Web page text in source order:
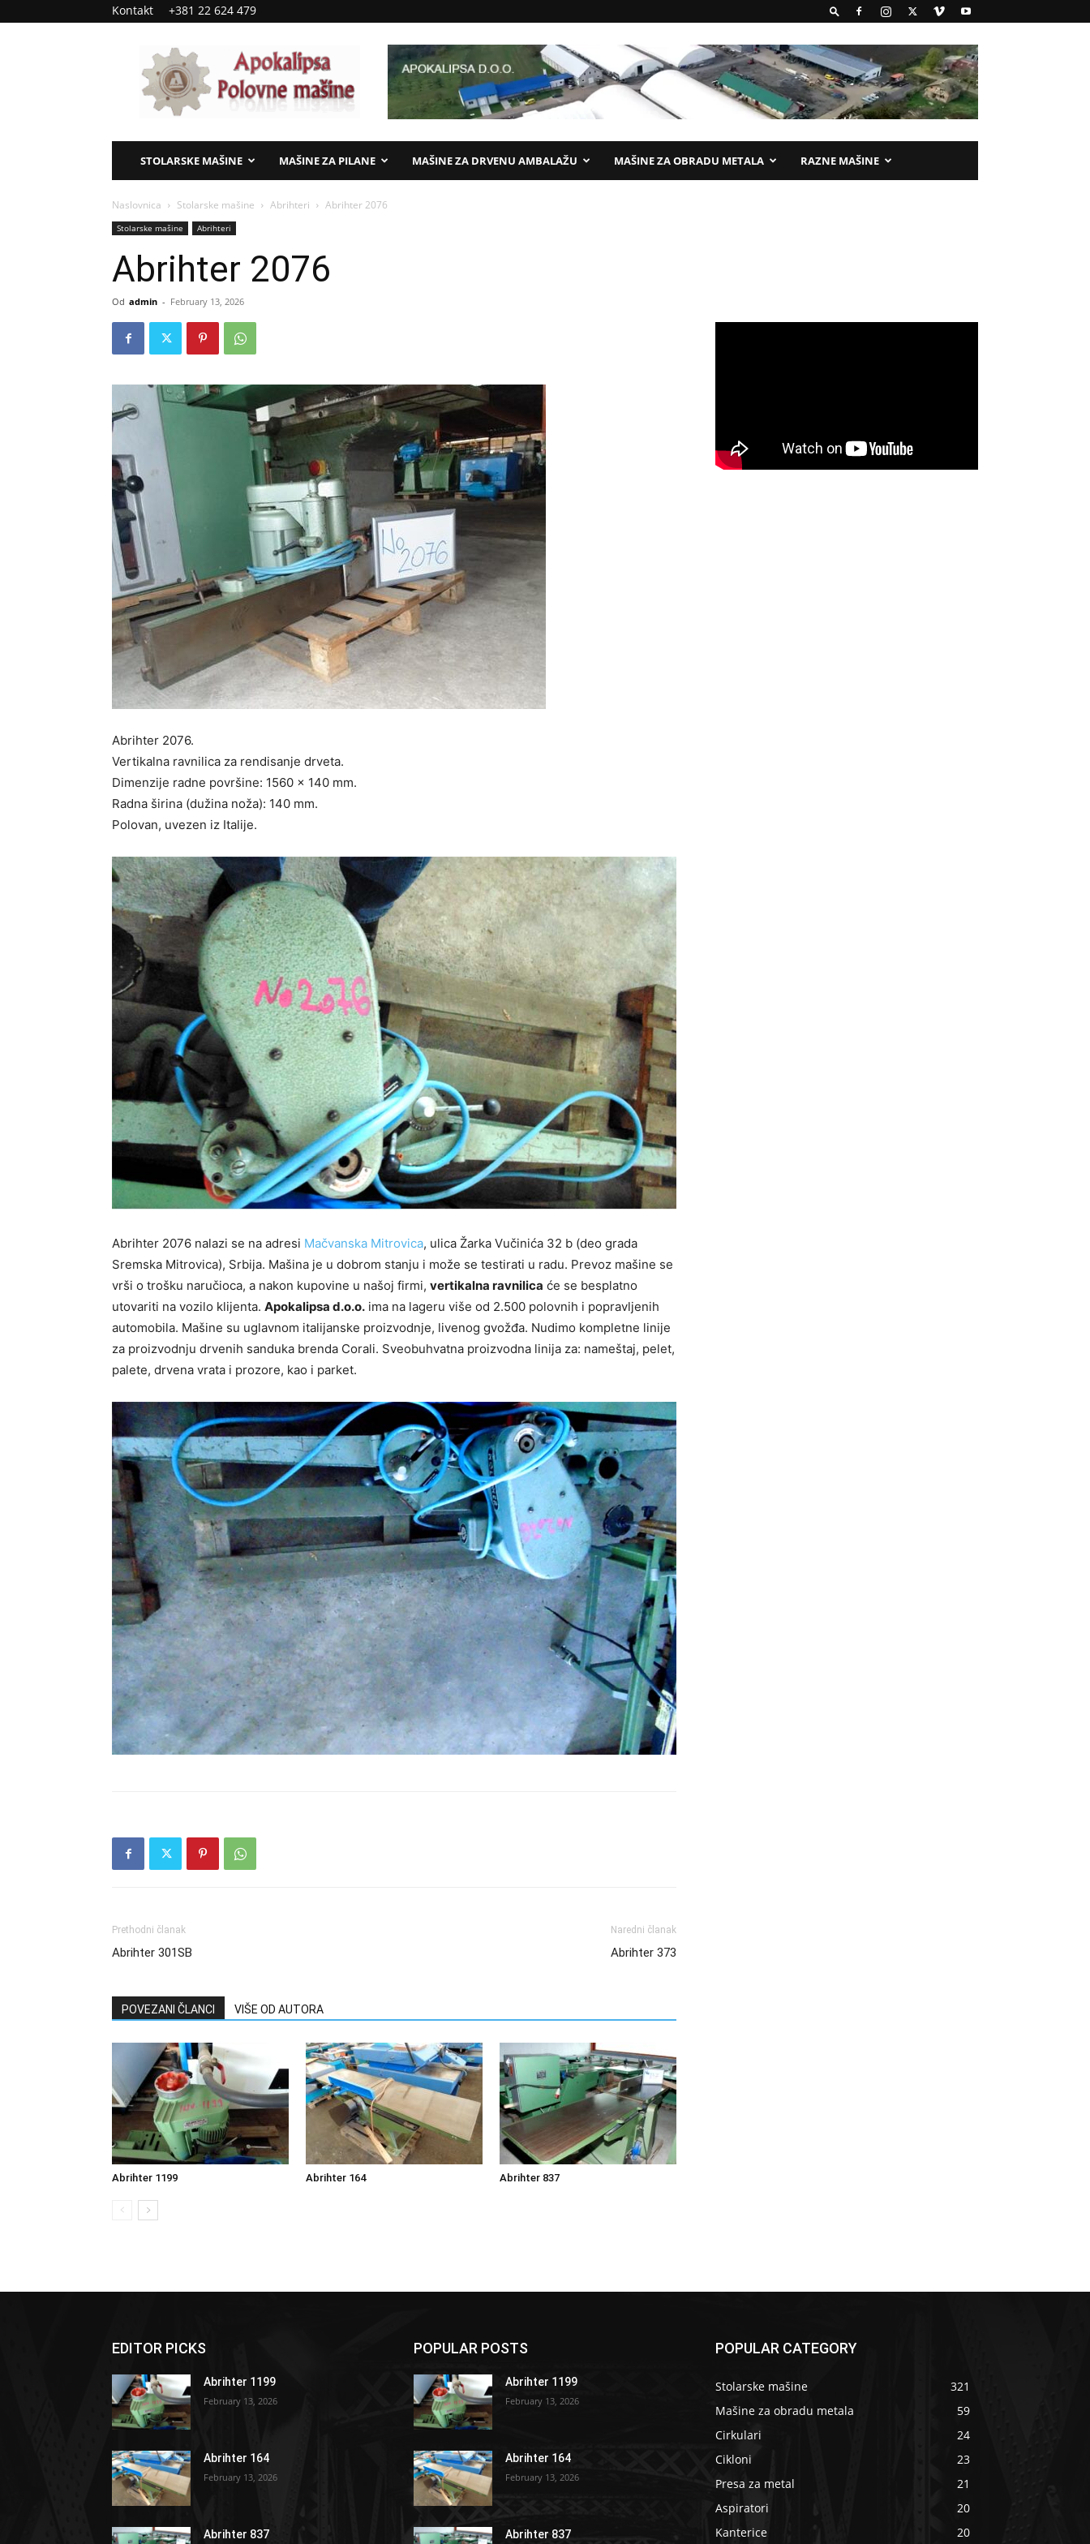
Kontakt +381 22 624 479
Apokalipsa
–
polovne
mašine
STOLARSKE MAŠINE MAŠINE ZA PILANE MAŠINE ZA DRVENU AMBALAŽU MAŠINE ZA OBRADU METALA RAZNE MAŠINE
Naslovnica Stolarske mašine Abrihteri Abrihter 2076
Stolarske mašine Abrihteri
Abrihter 2076
Od admin - February 13, 2026
Abrihter 2076.
Vertikalna ravnilica za rendisanje drveta.
Dimenzije radne površine: 1560 x 140 mm.
Radna širina (dužina noža): 140 mm.
Polovan, uvezen iz Italije.
Abrihter 2076 nalazi se na adresi Mačvanska Mitrovica, ulica Žarka Vučinića 32 ​​b (deo grada
Sremska Mitrovica), Srbija. Mašina je u dobrom stanju i može se testirati u radu. Prevoz mašine se
vrši o trošku naručioca, a nakon kupovine u našoj firmi, vertikalna ravnilica će se besplatno
utovariti na vozilo klijenta. Apokalipsa d.o.o. ima na lageru više od 2.500 polovnih i popravljenih
automobila. Mašine su uglavnom italijanske proizvodnje, livenog gvožđa. Nudimo kompletne linije
za proizvodnju drvenih sanduka brenda Corali. Sveobuhvatna proizvodna linija za: nameštaj, pelet,
palete, drvena vrata i prozore, kao i parket.
Prethodni članak
Abrihter 301SB
Naredni članak
Abrihter 373
POVEZANI ČLANCI VIŠE OD AUTORA
Abrihter 1199 Abrihter 164 Abrihter 837
EDITOR PICKS
Abrihter 1199
February 13, 2026
Abrihter 164
February 13, 2026
Abrihter 837
POPULAR POSTS
Abrihter 1199
February 13, 2026
Abrihter 164
February 13, 2026
Abrihter 837
POPULAR CATEGORY
Stolarske mašine
321
Mašine za obradu metala
59
Cirkulari
24
Cikloni
23
Presa za metal
21
Aspiratori
20
Kanterice
20